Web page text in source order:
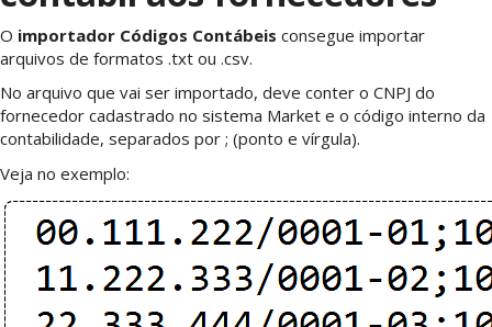
O importador Códigos Contábeis consegue importar
arquivos de formatos .txt ou .csv.
No arquivo que vai ser importado, deve conter o CNPJ do
fornecedor cadastrado no sistema Market e o código interno da
contabilidade, separados por ; (ponto e vírgula).
Veja no exemplo: